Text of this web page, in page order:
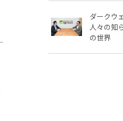
ダークウ
人々の知
の世界